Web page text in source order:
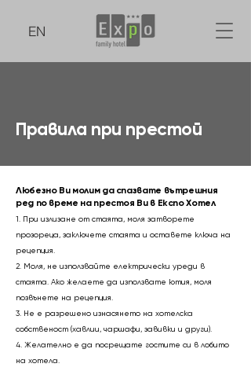
EN
Правила при престой
Любезно Ви молим да спазвате вътрешния
ред по време на престоя Ви в Експо Хотел
1. При излизане от стаята, моля затворете
прозореца, заключете стаята и оставете ключа на
рецепция.
2. Моля, не използвайте електрически уреди в
стаята. Ако желаете да използвате ютия, моля
позвънете на рецепция.
3. Не е разрешено изнасянето на хотелска
собственост (хавлии, чаршафи, завивки и други).
4. Желателно е да посрещате гостите си в лобито
на хотела.